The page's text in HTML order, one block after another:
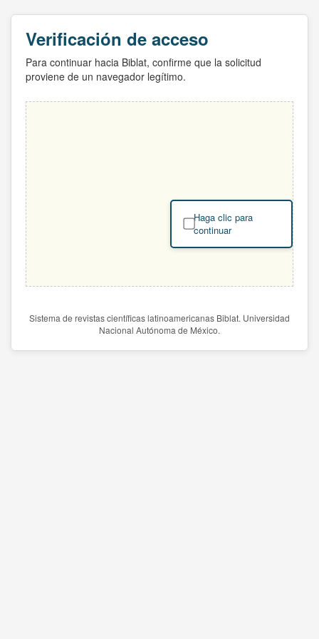
Verificación de acceso
Para continuar hacia Biblat, confirme que la solicitud
proviene de un navegador legítimo.
Haga clic para
continuar
Sistema de revistas científicas latinoamericanas Biblat. Universidad
Nacional Autónoma de México.